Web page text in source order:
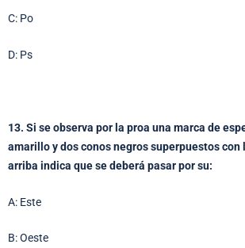
C: Po
D: Ps
13. Si se observa por la proa una marca de
amarillo y dos conos negros superpuestos con
arriba indica que se deberá pasar por su:
A: Este
B: Oeste